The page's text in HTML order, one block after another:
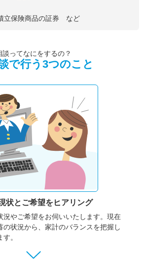
立保険商品の証券 など
談ってなにをするの？
で行う3つのこと
状と ご希望をヒアリング
やご希望をお伺いいたします。 現在
の状況から、家計のバランスを把握し
。